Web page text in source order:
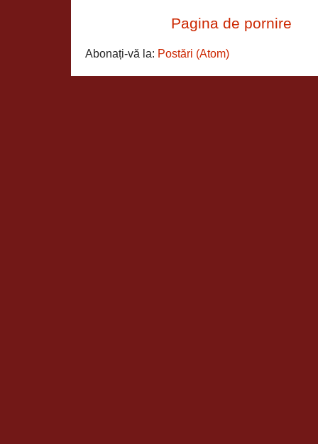
Pagina de pornire
Abonați-vă la: Postări (Atom)